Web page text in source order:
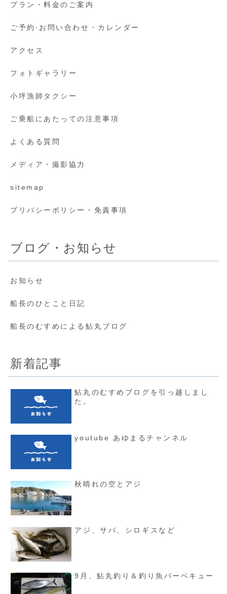
プラン・料金のご案内
ご予約·お問い合わせ・カレンダー
アクセス
フォトギャラリー
小坪漁師タクシー
ご乗船にあたっての注意事項
よくある質問
メディア・撮影協力
sitemap
プリバシーポリシー・免責事項
ブログ・お知らせ
お知らせ
船長のひとこと日記
船長のむすめによる鮎丸ブログ
新着記事
鮎丸のむすめブログを引っ越しまし
た。
youtube あゆまるチャンネル
秋晴れの空とアジ
アジ、サバ、シロギスなど
9月、鮎丸釣り＆釣り魚バーベキュー